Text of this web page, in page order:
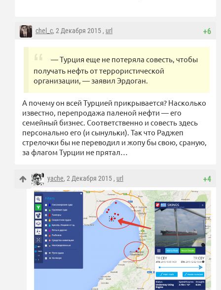
+6
chel_c, 2 Декабря 2015 , url
— Турция еще не потеряла совесть, чтобы
получать нефть от террористической
организации, — заявил Эрдоган.
А почему он всей Турцией прикрывается? Насколько
известно, перепродажа паленой нефти — его
семейный бизнес. Соответственно и совесть здесь
персонально его (и сынульки). Так что Раджеп
стрелочки бы не переводил и жопу бы свою, сраную,
за флагом Турции не прятал…
+4
yache, 2 Декабря 2015 , url